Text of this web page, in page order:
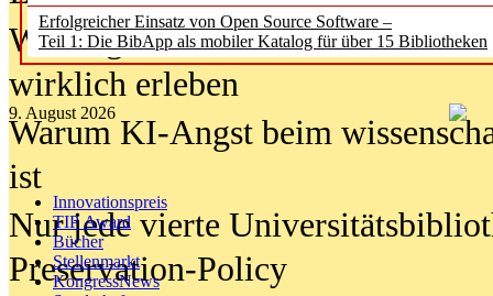
Erfolgreicher Einsatz von Open Source Software –
Teil 1: Die BibApp als mobiler Katalog für über 15 Bibliotheken
9. August 2026
Innovationspreis
TIP Award
Bücher
Stellenmarkt
KongressNews
Wie Jugendliche Social Media
wirklich erleben
Warum KI-Angst beim
ist
Nur jede vierte
Preservation-Policy